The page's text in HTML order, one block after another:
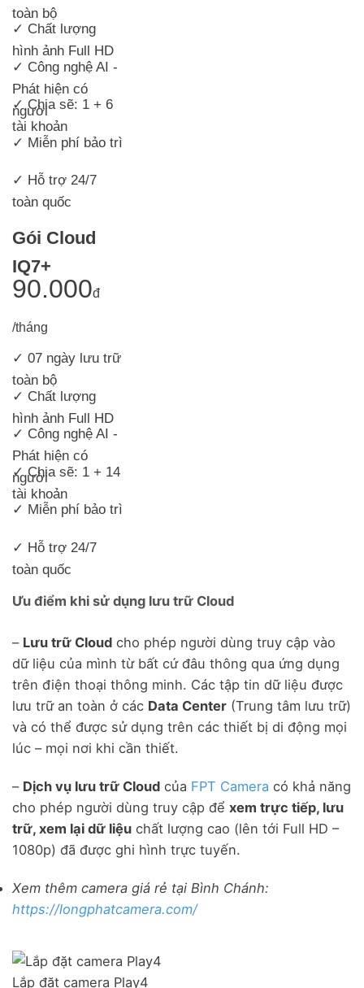
toàn bộ
✓ Chất lượng
hình ảnh Full HD
✓ Công nghệ AI -
Phát hiện có
người
✓ Chia sẽ: 1 + 6
tài khoản
✓ Miễn phí bảo trì
✓ Hỗ trợ 24/7
toàn quốc
Gói Cloud
IQ7+
90.000đ
/tháng
✓ 07 ngày lưu trữ
toàn bộ
✓ Chất lượng
hình ảnh Full HD
✓ Công nghệ AI -
Phát hiện có
người
✓ Chia sẽ: 1 + 14
tài khoản
✓ Miễn phí bảo trì
✓ Hỗ trợ 24/7
toàn quốc
Ưu điểm khi sử dụng lưu trữ Cloud
– Lưu trữ Cloud cho phép người dùng truy cập vào
dữ liệu của mình từ bất cứ đâu thông qua ứng dụng
trên điện thoại thông minh. Các tập tin dữ liệu được
lưu trữ an toàn ở các Data Center (Trung tâm lưu trữ)
và có thể được sử dụng trên các thiết bị di động mọi
lúc – mọi nơi khi cần thiết.
– Dịch vụ lưu trữ Cloud của FPT Camera có khả năng
cho phép người dùng truy cập để xem trực tiếp, lưu
trữ, xem lại dữ liệu chất lượng cao (lên tới Full HD –
1080p) đã được ghi hình trực tuyến.
Xem thêm camera giá rẻ tại Bình Chánh:
https://longphatcamera.com/
Lắp đặt camera Play4